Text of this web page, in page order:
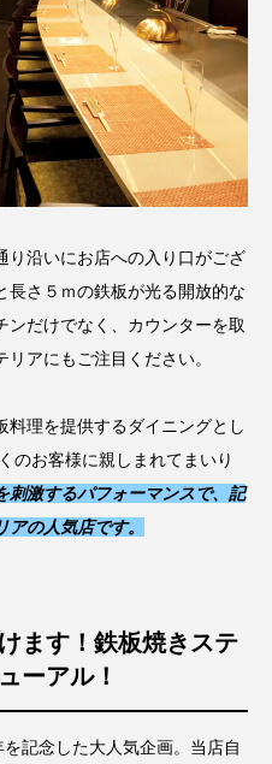
り沿いにお店への入り口がござ
長さ５ｍの鉄板が光る開放的な
ンだけでなく、カウンターを取
アにもご注目ください。
理を提供するダイニングとし
のお客様に親しまれてまいり
刺激するパフォーマンスで、記
の人気店です。
ます！鉄板焼きステ
ーアル！
記念した大人気企画。当店自